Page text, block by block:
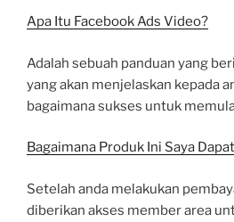
Apa Itu Facebook Ads Video?
Adalah sebuah panduan yang
yang akan menjelaskan kepada
bagaimana sukses untuk
Bagaimana Produk Ini Saya
Setelah anda melakukan
diberikan akses member area